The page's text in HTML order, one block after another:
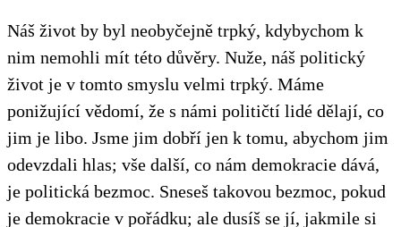
Náš život by byl neobyčejně trpký, kdybychom k
nim nemohli mít této důvěry. Nuže, náš politický
život je v tomto smyslu velmi trpký. Máme
ponižující vědomí, že s námi političtí lidé dělají, co
jim je libo. Jsme jim dobří jen k tomu, abychom jim
odevzdali hlas; vše další, co nám demokracie dává,
je politická bezmoc. Sneseš takovou bezmoc, pokud
je demokracie v pořádku; ale dusíš se jí, jakmile si